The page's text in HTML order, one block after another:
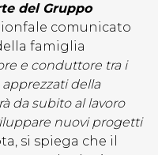
del Gruppo
comunicato
famiglia
e conduttore tra i
della
da subito al lavoro
nuovi progetti
si spiega che il